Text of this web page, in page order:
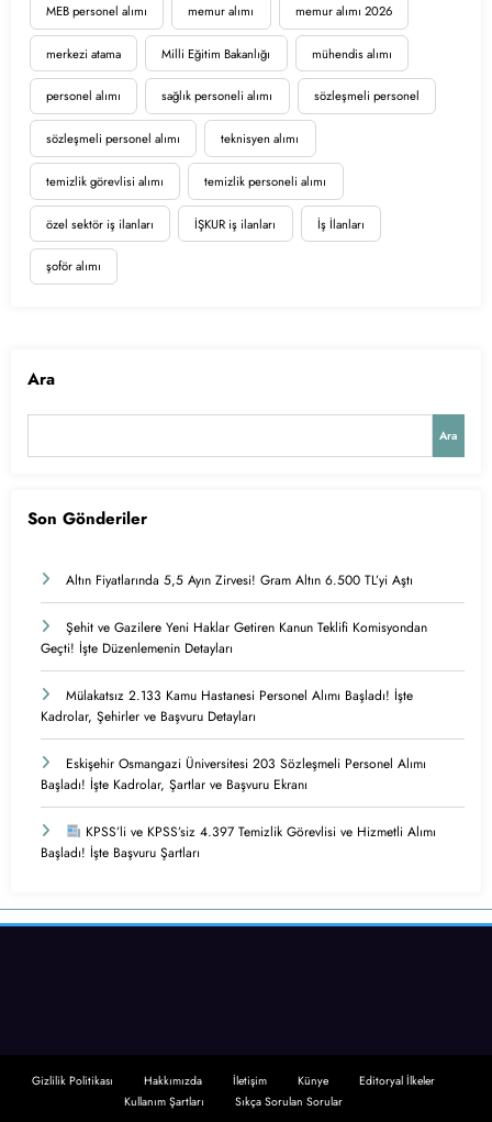
MEB personel alımı memur alımı memur alımı 2026
merkezi atama Milli Eğitim Bakanlığı mühendis alımı
personel alımı sağlık personeli alımı sözleşmeli personel
sözleşmeli personel alımı teknisyen alımı
temizlik görevlisi alımı temizlik personeli alımı
özel sektör iş ilanları İŞKUR iş ilanları İş İlanları
şoför alımı
Ara
Ara
Son Gönderiler
Altın Fiyatlarında 5,5 Ayın Zirvesi! Gram Altın 6.500 TL’yi Aştı
Şehit ve Gazilere Yeni Haklar Getiren Kanun Teklifi Komisyondan
Geçti! İşte Düzenlemenin Detayları
Mülakatsız 2.133 Kamu Hastanesi Personel Alımı Başladı! İşte
Kadrolar, Şehirler ve Başvuru Detayları
Eskişehir Osmangazi Üniversitesi 203 Sözleşmeli Personel Alımı
Başladı! İşte Kadrolar, Şartlar ve Başvuru Ekranı
KPSS’li ve KPSS’siz 4.397 Temizlik Görevlisi ve Hizmetli Alımı
Başladı! İşte Başvuru Şartları
Gizlilik Politikası Hakkımızda İletişim Künye
Editoryal İlkeler
Kullanım Şartları
Sıkça Sorulan Sorular